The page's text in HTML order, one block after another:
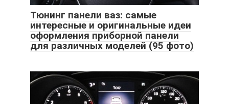
Тюнинг панели ваз: самые
интересные и оригинальные идеи
оформления приборной панели
для различных моделей (95 фото)